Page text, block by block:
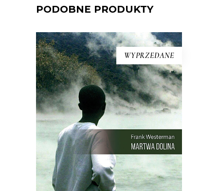
PODOBNE PRODUKTY
WYPRZEDANE
[EBOOK] Frank Westerman –
MARTWA DOLINA
21 sierpnia 1986 roku wieczorem,
księżyc był wtedy w nowiu, z doliny w
północno-wschodnim Kamerunie
zniknęło wszelkie życie. Kurczaki,
pawiany, zebu i ptaki leżały martwe w
trawie – tak samo jak dwa tysiące
mężczyzn, kobiet i dzieci. Nie było